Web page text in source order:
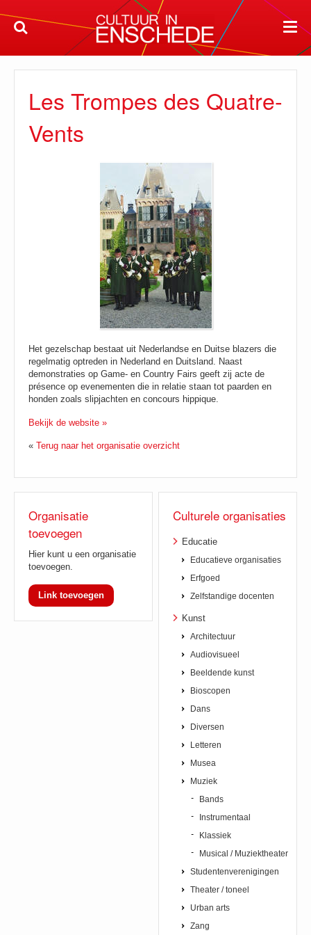
Les Trompes des Quatre-
Vents
Het gezelschap bestaat uit Nederlandse en Duitse blazers die
regelmatig optreden in Nederland en Duitsland. Naast
demonstraties op Game- en Country Fairs geeft zij acte de
présence op evenementen die in relatie staan tot paarden en
honden zoals slipjachten en concours hippique.
Bekijk de website »
« Terug naar het organisatie overzicht
Organisatie
toevoegen
Hier kunt u een organisatie
toevoegen.
Link toevoegen
Culturele organisaties
Educatie
Educatieve organisaties
Erfgoed
Zelfstandige docenten
Kunst
Architectuur
Audiovisueel
Beeldende kunst
Bioscopen
Dans
Diversen
Letteren
Musea
Muziek
Bands
Instrumentaal
Klassiek
Musical / Muziektheater
Studentenverenigingen
Theater / toneel
Urban arts
Zang